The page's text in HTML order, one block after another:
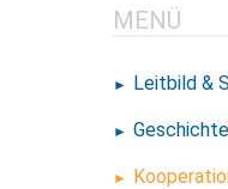
MENÜ
Leitbild &